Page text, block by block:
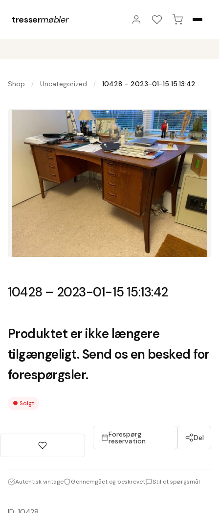
tressermøbler
Shop / Uncategorized / 10428 – 2023-01-15 15:13:42
10428 – 2023-01-15 15:13:42
Produktet er ikke længere
tilgængeligt. Send os en besked for
forespørgsler.
● Solgt
Forespørg
reservation Del
Autentisk vintage Gennemgået og beskrevet Stil et spørgsmål